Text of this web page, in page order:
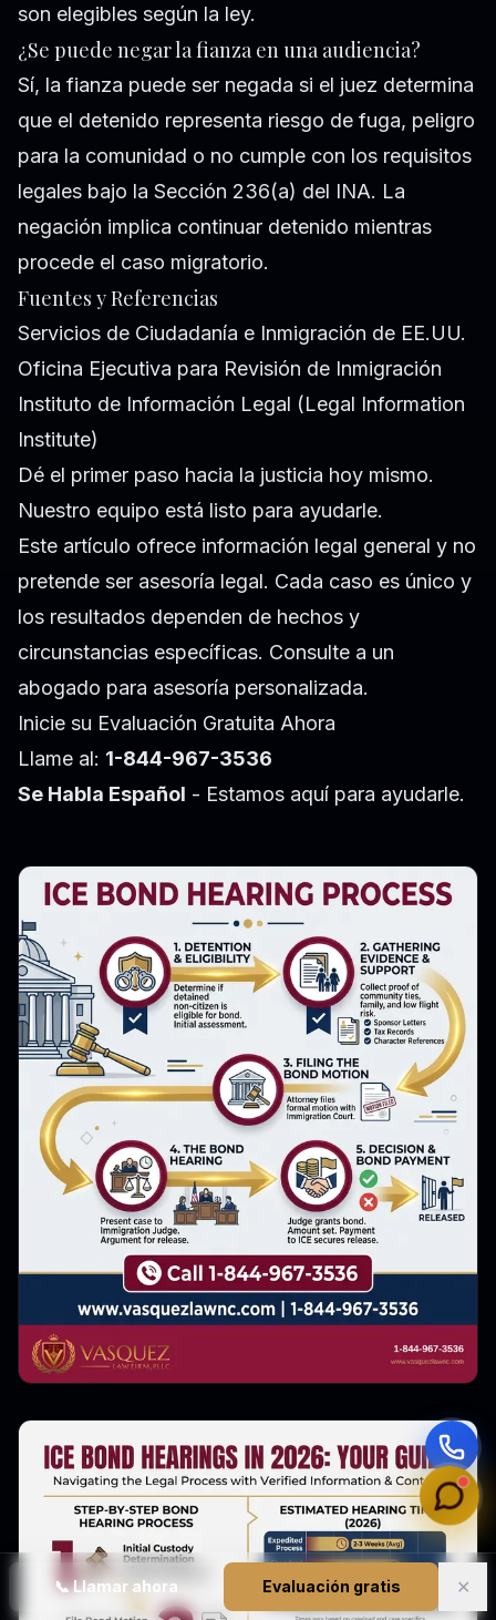
📞Llamar ahora Evaluación gratis ✕
son elegibles según la ley.
¿Se puede negar la fianza en una audiencia?
Sí, la fianza puede ser negada si el juez determina
que el detenido representa riesgo de fuga, peligro
para la comunidad o no cumple con los requisitos
legales bajo la Sección 236(a) del INA. La
negación implica continuar detenido mientras
procede el caso migratorio.
Fuentes y Referencias
Servicios de Ciudadanía e Inmigración de EE.UU.
Oficina Ejecutiva para Revisión de Inmigración
Instituto de Información Legal (Legal Information
Institute)
Dé el primer paso hacia la justicia hoy mismo.
Nuestro equipo está listo para ayudarle.
Este artículo ofrece información legal general y no
pretende ser asesoría legal. Cada caso es único y
los resultados dependen de hechos y
circunstancias específicas. Consulte a un
abogado para asesoría personalizada.
Inicie su Evaluación Gratuita Ahora
Llame al: 1-844-967-3536
Se Habla Español - Estamos aquí para ayudarle.